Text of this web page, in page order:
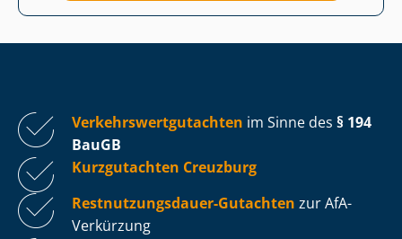
Ver­kehrs­wert­gut­ach­ten im Sinne des § 194
BauGB
Kurzgutachten Creuzburg
Rest­nut­zungs­dau­er-Gutachten zur AfA-
Verkürzung